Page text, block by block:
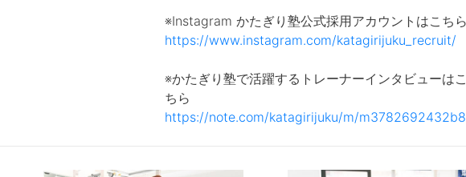
https://www.instagram.com/katagirijuku_recruit/
※かたぎり塾で活躍するトレーナーインタビューはこ
https://note.com/katagirijuku/m/m3782692432b8